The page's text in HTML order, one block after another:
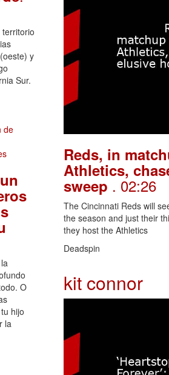
y
Sur.
O
hijo
la
Reds, in
Athletics,
sweep . 02:26
The Cincinnati Reds will
the season and just their
they host the Athletics
Deadspin
kit connor